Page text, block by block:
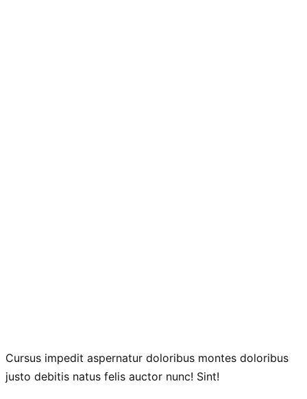
Cursus impedit aspernatur doloribus montes doloribus
justo debitis natus felis auctor nunc! Sint!